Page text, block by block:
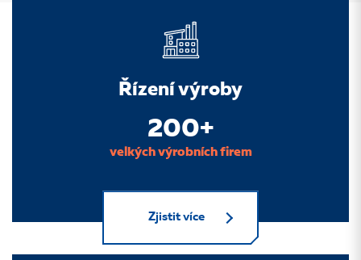
Řízení výroby
200+
velkých výrobních firem
Zjistit více